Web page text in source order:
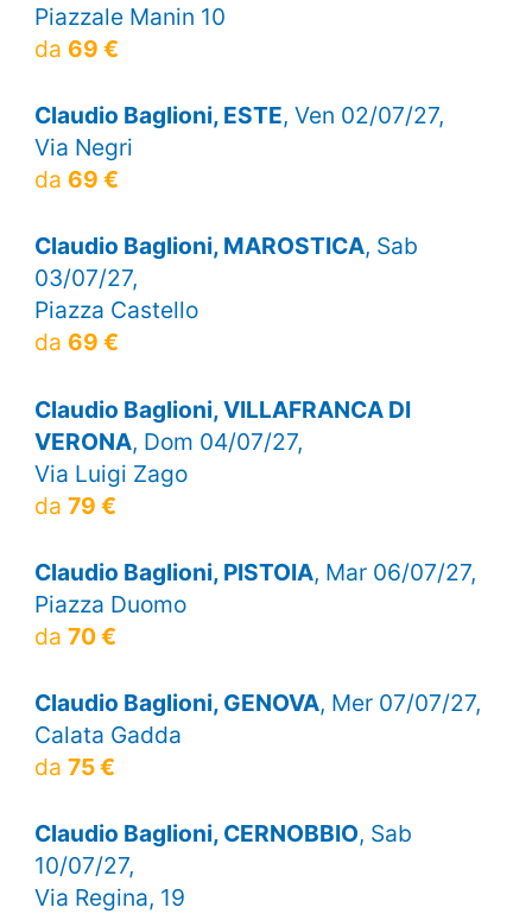
Piazzale Manin 10
da 69 €
Claudio Baglioni, ESTE, Ven 02/07/27,
Via Negri
da 69 €
Claudio Baglioni, MAROSTICA, Sab
03/07/27,
Piazza Castello
da 69 €
Claudio Baglioni, VILLAFRANCA DI
VERONA, Dom 04/07/27,
Via Luigi Zago
da 79 €
Claudio Baglioni, PISTOIA, Mar 06/07/27,
Piazza Duomo
da 70 €
Claudio Baglioni, GENOVA, Mer 07/07/27,
Calata Gadda
da 75 €
Claudio Baglioni, CERNOBBIO, Sab
10/07/27,
Via Regina, 19